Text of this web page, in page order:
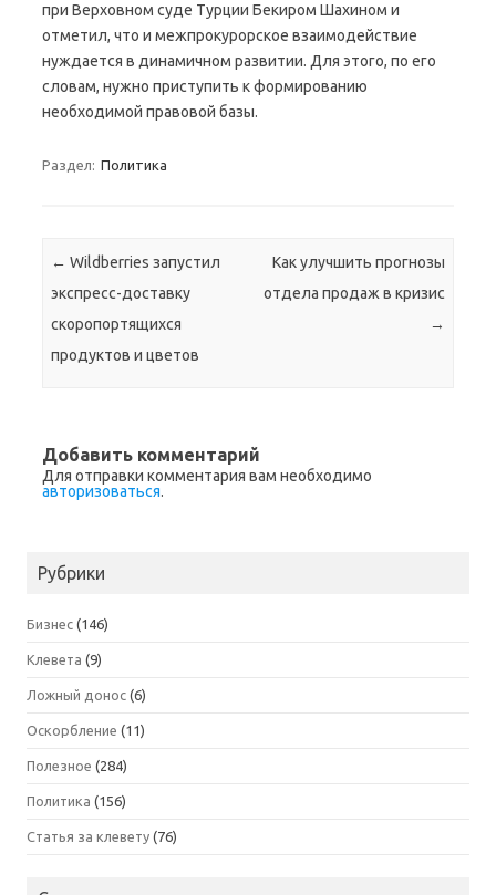
при Верховном суде Турции Бекиром Шахином и
отметил, что и межпрокурорское взаимодействие
нуждается в динамичном развитии. Для этого, по его
словам, нужно приступить к формированию
необходимой правовой базы.
Раздел: Политика
Навигация по записям
← Wildberries запустил
экспресс-доставку
скоропортящихся
продуктов и цветов
Как улучшить прогнозы
отдела продаж в кризис
→
Добавить комментарий
Для отправки комментария вам необходимо
авторизоваться.
Рубрики
Бизнес (146)
Клевета (9)
Ложный донос (6)
Оскорбление (11)
Полезное (284)
Политика (156)
Статья за клевету (76)